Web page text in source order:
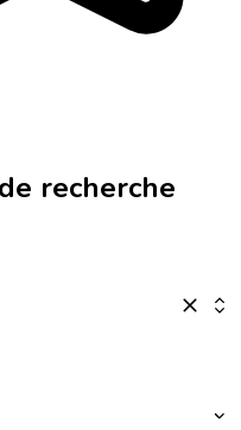
recherche